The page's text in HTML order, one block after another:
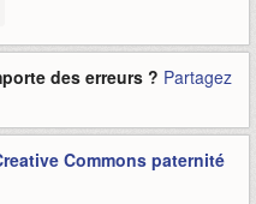
des erreurs ? Partagez
Commons paternité